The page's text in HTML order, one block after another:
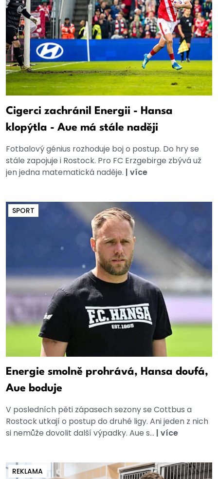
Cigerci zachránil Energii - Hansa
klopýtla - Aue má stále naději
Fotbalový génius rozhoduje boj o postup. Do hry se
stále zapojuje i Rostock. Pro FC Erzgebirge zbývá už
jen jedna matematická naděje. | více
SPORT
Energie smolně prohrává, Hansa doufá,
Aue boduje
V posledních pěti zápasech sezony se Cottbus a
Rostock utkají o postup do druhé ligy. Ani jeden z nich
si nemůže dovolit další výpadky. Aue s... | více
REKLAMA